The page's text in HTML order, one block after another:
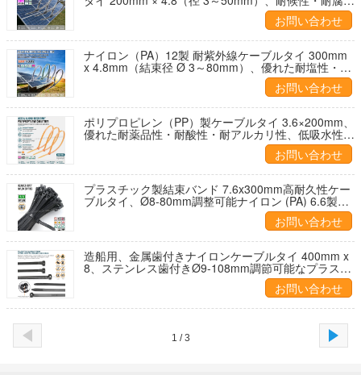
お問い合わせ
ナイロン（PA）12製 耐紫外線ケーブルタイ 300mm
x 4.8mm（結束径 Ø 3～80mm）、優れた耐塩性・耐
お問い合わせ
ポリプロピレン（PP）製ケーブルタイ 3.6×200mm、
優れた耐薬品性・耐酸性・耐アルカリ性、低吸水性、
お問い合わせ
プラスチック製結束バンド 7.6x300mm高耐久性ケー
ブルタイ、Ø8-80mm調整可能ナイロン (PA) 6.6製イ
ンシュロックタイ、強度130ポンドまたは157ポン
お問い合わせ
造船用、金属歯付きナイロンケーブルタイ 400mm x
8、ステンレス歯付きØ9-108mm調節可能なプラスチ
ック製結束バンド550N (112 ポンド)
お問い合わせ
1 / 3